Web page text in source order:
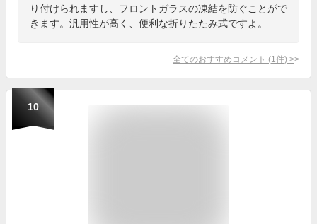
り付けられますし、フロントガラスの凍結を防ぐことがで
きます。汎用性が高く、便利な折りたたみ式ですよ。
全てのおすすめコメント (1 件) >
10